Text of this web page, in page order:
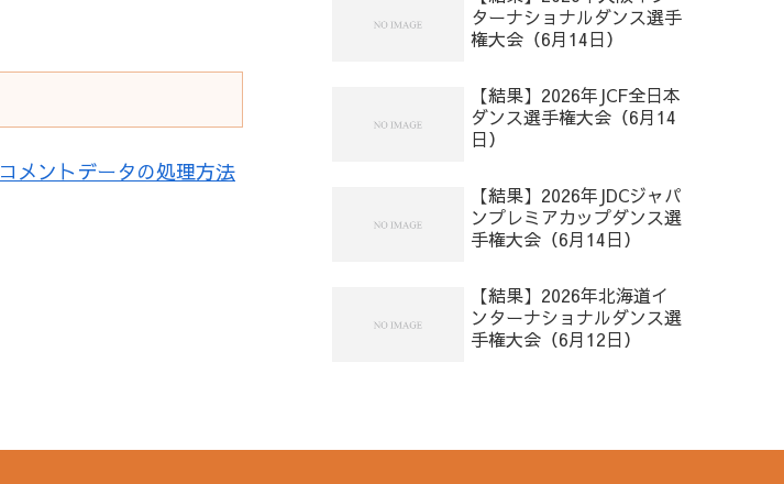
コメントデータの処理方法
ターナショナルダンス選手
権大会（6月14日）
【結果】2026年JCF全日本
ダンス選手権大会（6月14
日）
【結果】2026年JDCジャパ
ンプレミアカップダンス選
手権大会（6月14日）
【結果】2026年北海道イ
ンターナショナルダンス選
手権大会（6月12日）